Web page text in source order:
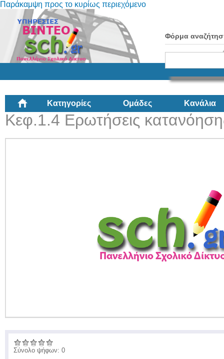
Παράκαμψη προς το κυρίως περιεχόμενο
Φόρμα
Κατηγορίες Ομάδες Κανάλια
Κεφ.1.4 Ερωτήσεις
Σύνολο ψήφων: 0